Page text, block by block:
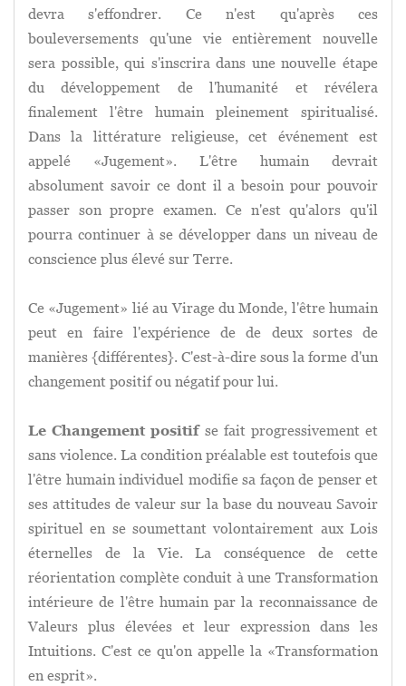
devra s'effondrer. Ce n'est qu'après ces
bouleversements qu'une vie entièrement nouvelle
sera possible, qui s'inscrira dans une nouvelle étape
du développement de l'humanité et révélera
finalement l'être humain pleinement spiritualisé.
Dans la littérature religieuse, cet événement est
appelé «Jugement». L'être humain devrait
absolument savoir ce dont il a besoin pour pouvoir
passer son propre examen. Ce n'est qu'alors qu'il
pourra continuer à se développer dans un niveau de
conscience plus élevé sur Terre.
Ce «Jugement» lié au Virage du Monde, l'être humain
peut en faire l'expérience de de deux sortes de
manières {différentes}. C'est-à-dire sous la forme d'un
changement positif ou négatif pour lui.
Le Changement positifse fait progressivement et
sans violence. La condition préalable est toutefois que
l'être humain individuel modifie sa façon de penser et
ses attitudes de valeur sur la base du nouveau Savoir
spirituel en se soumettant volontairement aux Lois
éternelles de la Vie. La conséquence de cette
réorientation complète conduit à une Transformation
intérieure de l'être humain par la reconnaissance de
Valeurs plus élevées et leur expression dans les
Intuitions. C'est ce qu'on appelle la «Transformation
en esprit».